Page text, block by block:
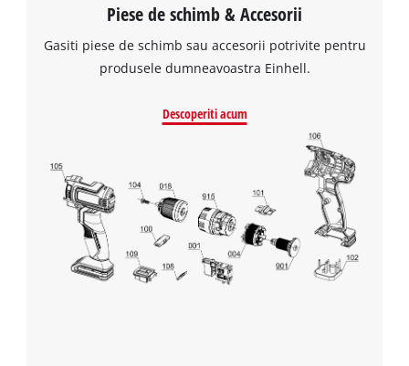
Piese de schimb & Accesorii
Gasiti piese de schimb sau accesorii potrivite pentru
produsele dumneavoastra Einhell.
Descoperiti acum